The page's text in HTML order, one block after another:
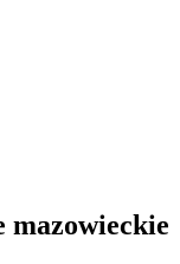
mazowieckie